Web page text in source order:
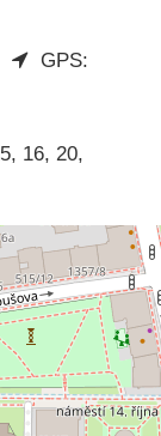
GPS:
16, 20,